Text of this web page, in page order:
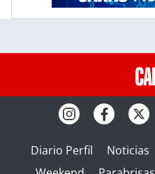
Diario Perfil Noticias